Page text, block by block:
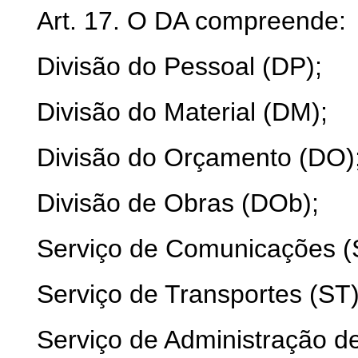
Art. 17. O DA compreende:
Divisão do Pessoal (DP);
Divisão do Material (DM);
Divisão do Orçamento
Divisão de Obras (DOb);
Serviço de Comunicações
Serviço de Transportes
Serviço de Administração